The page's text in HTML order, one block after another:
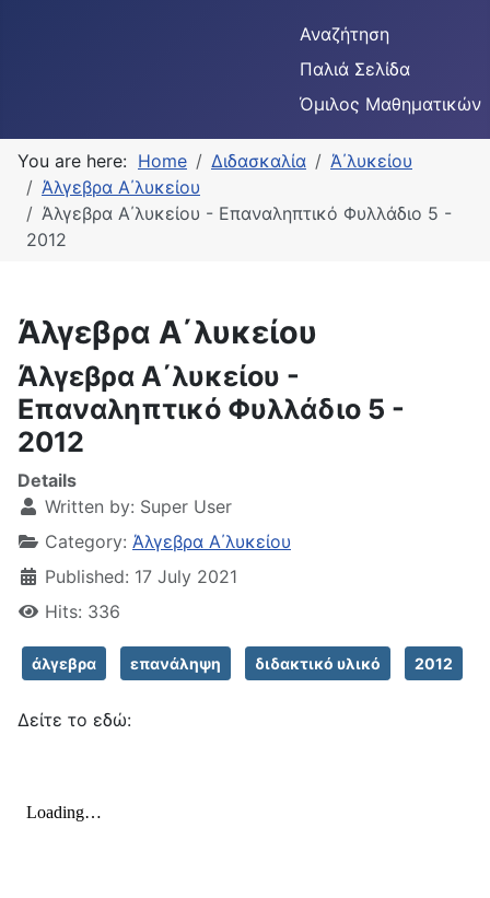
Αναζήτηση
Παλιά Σελίδα
Όμιλος Μαθηματικών
You are here: Home Διδασκαλία
Ά΄λυκείου
Άλγεβρα Α΄λυκείου
Άλγεβρα Α΄λυκείου - Επαναληπτικό Φυλλάδιο 5 -
2012
Άλγεβρα Α΄λυκείου
Άλγεβρα Α΄λυκείου -
Επαναληπτικό Φυλλάδιο 5 -
2012
Details
Written by: Super User
Category: Άλγεβρα Α΄λυκείου
Published: 17 July 2021
Hits: 336
άλγεβρα επανάληψη διδακτικό υλικό 2012
Δείτε το εδώ: